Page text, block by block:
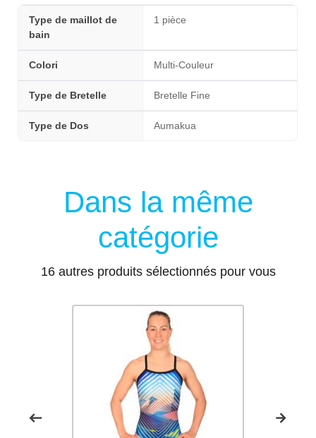
Type de maillot de
bain
1 pièce
Colori Multi-Couleur
Type de Bretelle Bretelle Fine
Type de Dos Aumakua
Dans la même
catégorie
16 autres produits sélectionnés pour vous